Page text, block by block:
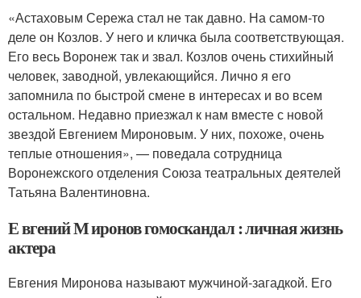
«Астаховым Сережа стал не так давно. На самом-то
деле он Козлов. У него и кличка была соответствующая.
Его весь Воронеж так и звал. Козлов очень стихийный
человек, заводной, увлекающийся. Лично я его
запомнила по быстрой смене в интересах и во всем
остальном. Недавно приезжал к нам вместе с новой
звездой Евгением Мироновым. У них, похоже, очень
теплые отношения», — поведала сотрудница
Воронежского отделения Союза театральных деятелей
Татьяна Валентиновна.
Е вгений М иронов гомоскандал : личная жизнь
актера
Евгения Миронова называют мужчиной-загадкой. Его